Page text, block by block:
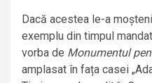
Dacă acestea le-a
exemplu din timpul
vorba de Monumentul
amplasat în fața casei